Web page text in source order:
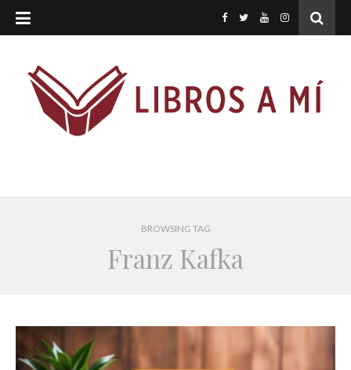
BROWSING TAG
Franz Kafka